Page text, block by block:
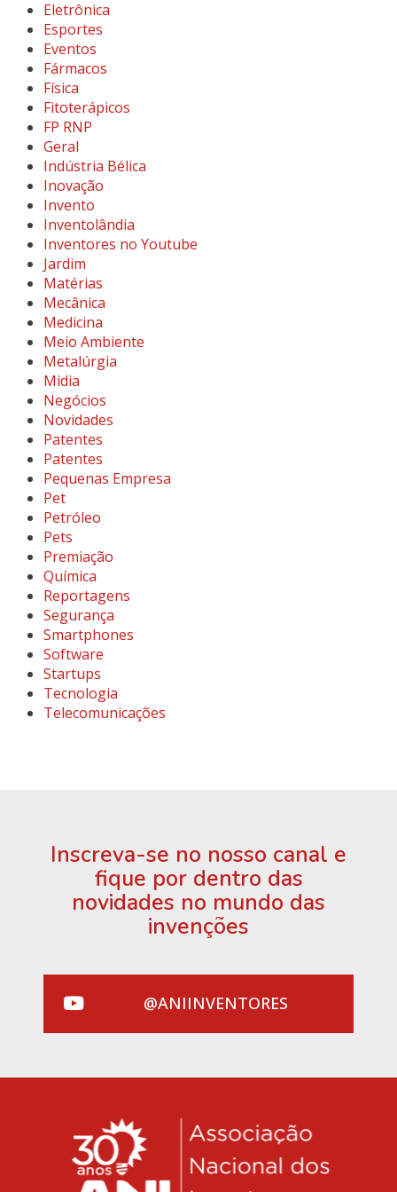
Eletrônica
Esportes
Eventos
Fármacos
Física
Fitoterápicos
FP RNP
Geral
Indústria Bélica
Inovação
Invento
Inventolândia
Inventores no Youtube
Jardim
Matérias
Mecânica
Medicina
Meio Ambiente
Metalúrgia
Midia
Negócios
Novidades
Patentes
Patentes
Pequenas Empresa
Pet
Petróleo
Pets
Premiação
Química
Reportagens
Segurança
Smartphones
Software
Startups
Tecnologia
Telecomunicações
Inscreva-se no nosso canal e
fique por dentro das
novidades no mundo das
invenções
@ANIINVENTORES